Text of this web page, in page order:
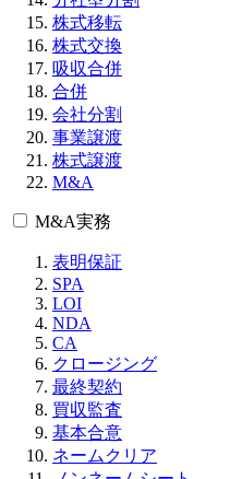
株式移転
株式交換
吸収合併
合併
会社分割
事業譲渡
株式譲渡
M&A
M&A実務
表明保証
SPA
LOI
NDA
CA
クロージング
最終契約
買収監査
基本合意
ネームクリア